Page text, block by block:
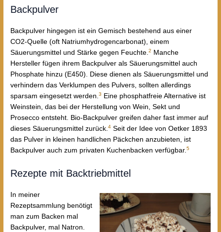
Backpulver
Backpulver hingegen ist ein Gemisch bestehend aus einer
CO2-Quelle (oft Natriumhydrogencarbonat), einem
Säuerungsmittel und Stärke gegen Feuchte.2
Manche
Hersteller fügen ihrem Backpulver als Säuerungsmittel auch
Phosphate hinzu (E450). Diese dienen als Säuerungsmittel und
verhindern das Verklumpen des Pulvers, sollten allerdings
sparsam eingesetzt werden.3
Eine phosphatfreie Alternative ist
Weinstein, das bei der Herstellung von Wein, Sekt und
Prosecco entsteht. Bio-Backpulver greifen daher fast immer auf
dieses Säuerungsmittel zurück.4 Seit der Idee von Oetker 1893
das Pulver in kleinen handlichen Päckchen anzubieten, ist
Backpulver auch zum privaten Kuchenbacken verfügbar.5
Rezepte mit Backtriebmittel
In meiner
Rezeptsammlung benötigt
man zum Backen mal
Backpulver, mal Natron.